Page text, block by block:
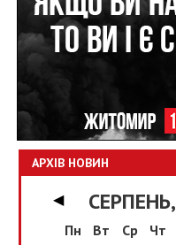
АРХІВ НОВИН
◀
Пн
Вт Ср Чт